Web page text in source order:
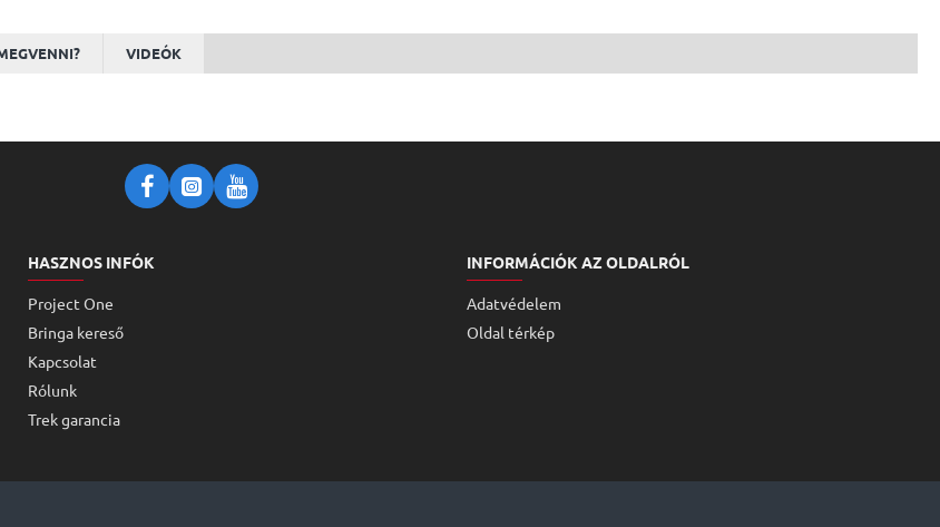
VIDEÓK
HASZNOS INFÓK
Project One
Bringa kereső
Kapcsolat
Rólunk
Trek garancia
INFORMÁCIÓK AZ OLDALRÓL
Adatvédelem
Oldal térkép